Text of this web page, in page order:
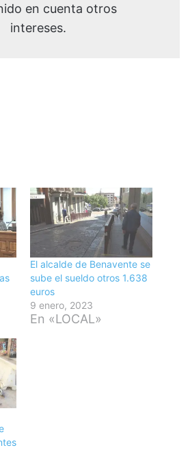
en cuenta otros
intereses.
El alcalde de Benavente se
sube el sueldo otros 1.638
euros
9 enero, 2023
En «LOCAL»